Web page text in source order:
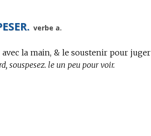
verbe a.
avec la main, & le soustenir pour
souspesez. le un peu pour voir.